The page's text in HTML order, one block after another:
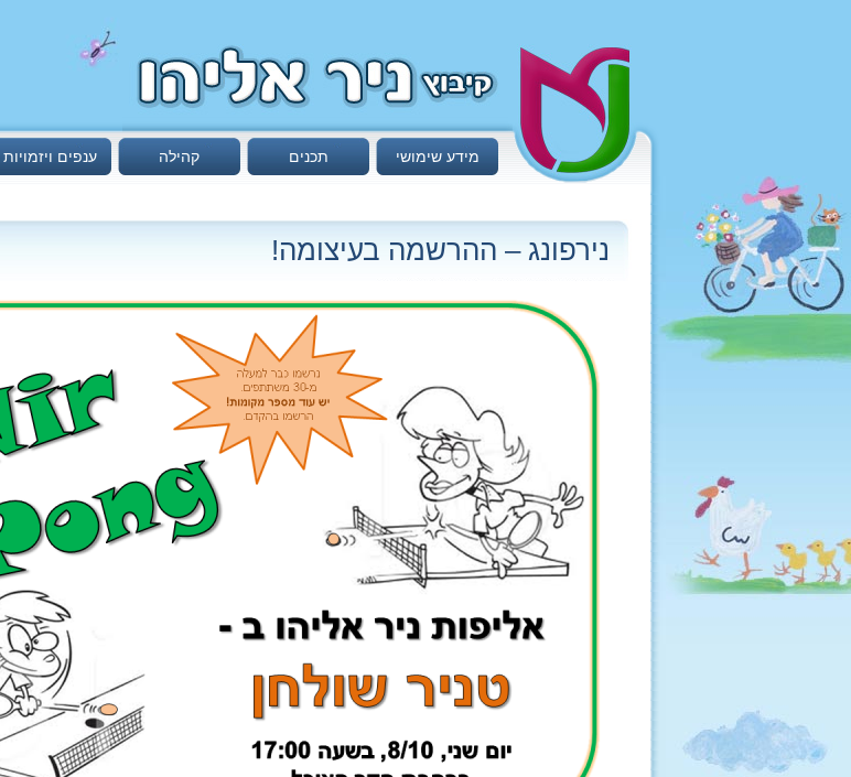
ענפים ויזמויות קהילה תכנים מידע שימושי
נירפונג – ההרשמה בעיצומה!